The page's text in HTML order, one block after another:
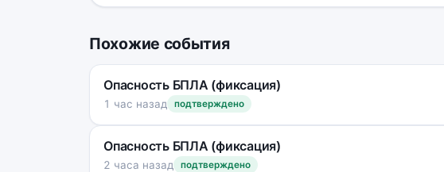
Похожие события
Опасность БПЛА (фиксация)
1 час назад подтверждено
Опасность БПЛА (фиксация)
2 часа назад подтверждено